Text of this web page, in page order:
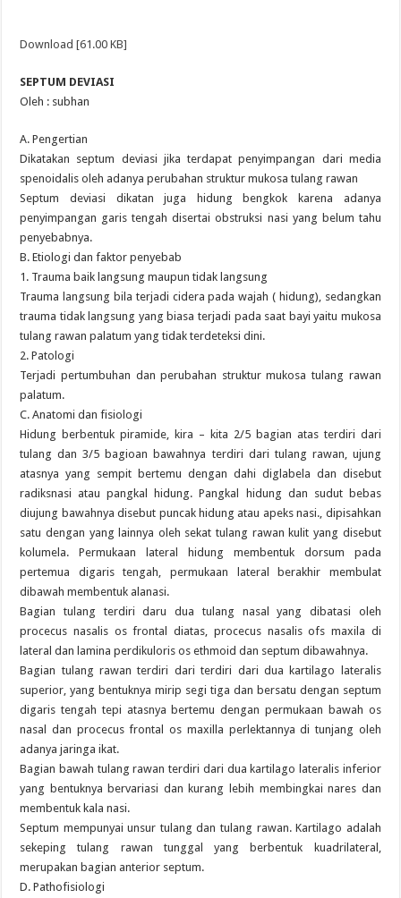
Download [61.00 KB]
SEPTUM DEVIASI
Oleh : subhan
A. Pengertian
Dikatakan septum deviasi jika terdapat penyimpangan dari media
spenoidalis oleh adanya perubahan struktur mukosa tulang rawan
Septum deviasi dikatan juga hidung bengkok karena adanya
penyimpangan garis tengah disertai obstruksi nasi yang belum tahu
penyebabnya.
B. Etiologi dan faktor penyebab
1. Trauma baik langsung maupun tidak langsung
Trauma langsung bila terjadi cidera pada wajah ( hidung), sedangkan
trauma tidak langsung yang biasa terjadi pada saat bayi yaitu mukosa
tulang rawan palatum yang tidak terdeteksi dini.
2. Patologi
Terjadi pertumbuhan dan perubahan struktur mukosa tulang rawan
palatum.
C. Anatomi dan fisiologi
Hidung berbentuk piramide, kira – kita 2/5 bagian atas terdiri dari
tulang dan 3/5 bagioan bawahnya terdiri dari tulang rawan, ujung
atasnya yang sempit bertemu dengan dahi diglabela dan disebut
radiksnasi atau pangkal hidung. Pangkal hidung dan sudut bebas
diujung bawahnya disebut puncak hidung atau apeks nasi., dipisahkan
satu dengan yang lainnya oleh sekat tulang rawan kulit yang disebut
kolumela. Permukaan lateral hidung membentuk dorsum pada
pertemua digaris tengah, permukaan lateral berakhir membulat
dibawah membentuk alanasi.
Bagian tulang terdiri daru dua tulang nasal yang dibatasi oleh
procecus nasalis os frontal diatas, procecus nasalis ofs maxila di
lateral dan lamina perdikuloris os ethmoid dan septum dibawahnya.
Bagian tulang rawan terdiri dari terdiri dari dua kartilago lateralis
superior, yang bentuknya mirip segi tiga dan bersatu dengan septum
digaris tengah tepi atasnya bertemu dengan permukaan bawah os
nasal dan procecus frontal os maxilla perlektannya di tunjang oleh
adanya jaringa ikat.
Bagian bawah tulang rawan terdiri dari dua kartilago lateralis inferior
yang bentuknya bervariasi dan kurang lebih membingkai nares dan
membentuk kala nasi.
Septum mempunyai unsur tulang dan tulang rawan. Kartilago adalah
sekeping tulang rawan tunggal yang berbentuk kuadrilateral,
merupakan bagian anterior septum.
D. Pathofisiologi